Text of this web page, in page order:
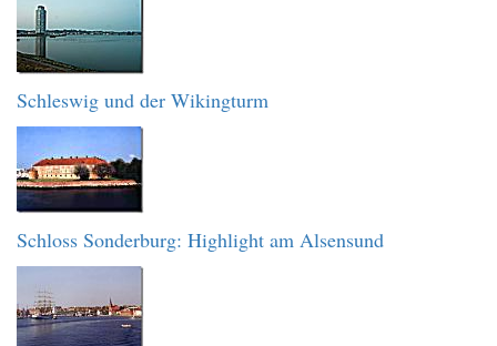
Schleswig und der Wikingturm
Schloss Sonderburg: Highlight am Alsensund